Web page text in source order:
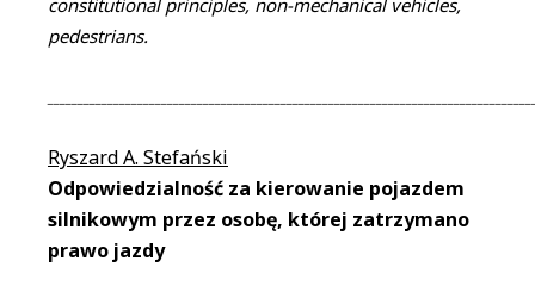
pedestrians.
Ryszard A. Stefański
Odpowiedzialność za kierowanie pojazdem
silnikowym przez osobę, której zatrzymano
prawo jazdy